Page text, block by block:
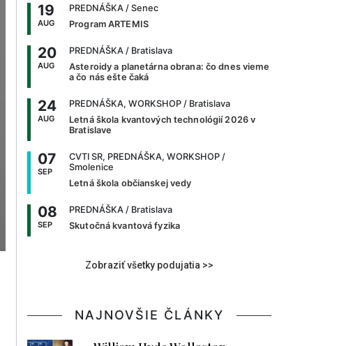
19
AUG
PREDNÁŠKA / Senec
Program ARTEMIS
20
AUG
PREDNÁŠKA / Bratislava
Asteroidy a planetárna obrana: čo dnes vieme
a čo nás ešte čaká
24
AUG
PREDNÁŠKA, WORKSHOP / Bratislava
Letná škola kvantových technológií 2026 v
Bratislave
07
SEP
CVTI SR, PREDNÁŠKA, WORKSHOP /
Smolenice
Letná škola občianskej vedy
08
SEP
PREDNÁŠKA / Bratislava
Skutočná kvantová fyzika
Zobraziť všetky podujatia >>
NAJNOVŠIE ČLÁNKY